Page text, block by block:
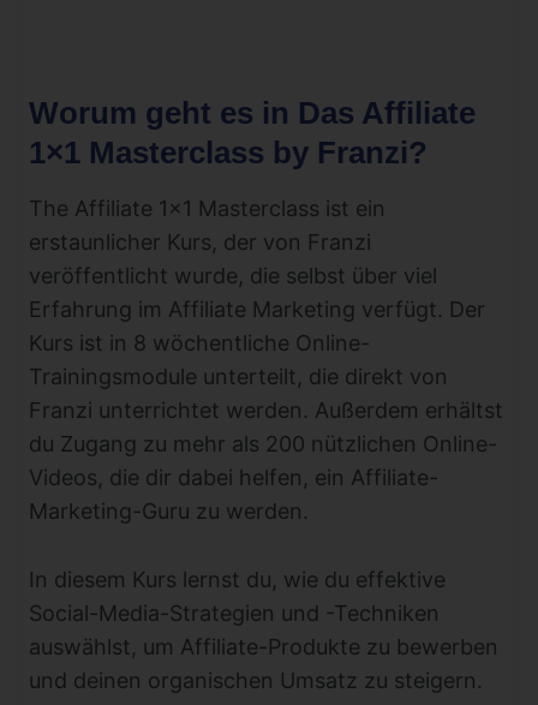
Worum geht es in Das Affiliate
1×1 Masterclass by Franzi?
The Affiliate 1×1 Masterclass ist ein
erstaunlicher Kurs, der von Franzi
veröffentlicht wurde, die selbst über viel
Erfahrung im Affiliate Marketing verfügt. Der
Kurs ist in 8 wöchentliche Online-
Trainingsmodule unterteilt, die direkt von
Franzi unterrichtet werden. Außerdem erhältst
du Zugang zu mehr als 200 nützlichen Online-
Videos, die dir dabei helfen, ein Affiliate-
Marketing-Guru zu werden.
In diesem Kurs lernst du, wie du effektive
Social-Media-Strategien und -Techniken
auswählst, um Affiliate-Produkte zu bewerben
und deinen organischen Umsatz zu steigern.